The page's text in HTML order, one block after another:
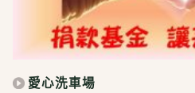
愛心洗車場